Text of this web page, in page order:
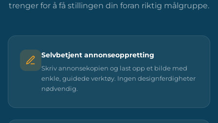
trenger for å få stillingen din foran riktig målgruppe.
Selvbetjent annonseoppretting
Skriv annonsekopien og last opp et bilde med
enkle, guidede verktøy. Ingen designferdigheter
nødvendig.